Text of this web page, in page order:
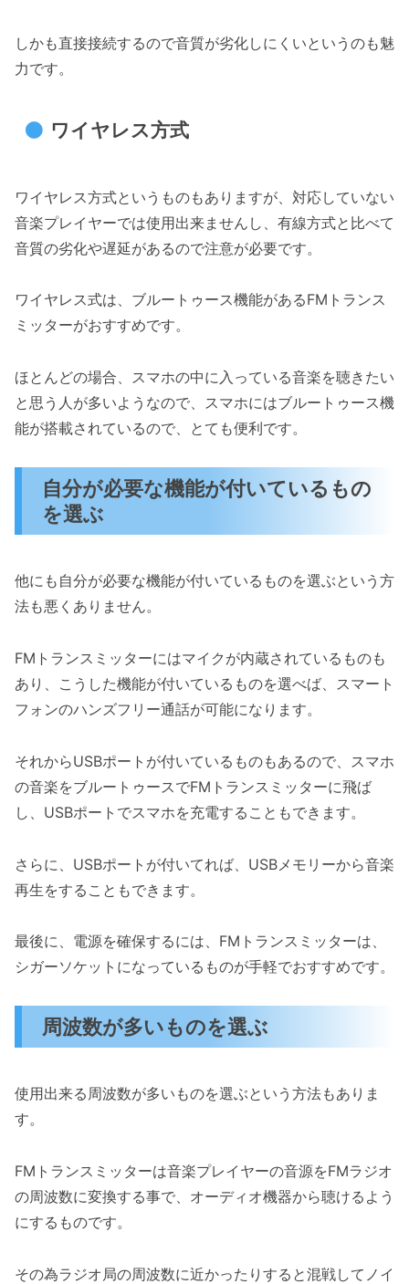
しかも直接接続するので音質が劣化しにくいというのも魅
力です。
ワイヤレス方式
ワイヤレス方式というものもありますが、対応していない
音楽プレイヤーでは使用出来ませんし、有線方式と比べて
音質の劣化や遅延があるので注意が必要です。
ワイヤレス式は、ブルートゥース機能があるFMトランス
ミッターがおすすめです。
ほとんどの場合、スマホの中に入っている音楽を聴きたい
と思う人が多いようなので、スマホにはブルートゥース機
能が搭載されているので、とても便利です。
自分が必要な機能が付いているもの
を選ぶ
他にも自分が必要な機能が付いているものを選ぶという方
法も悪くありません。
FMトランスミッターにはマイクが内蔵されているものも
あり、こうした機能が付いているものを選べば、スマート
フォンのハンズフリー通話が可能になります。
それからUSBポートが付いているものもあるので、スマホ
の音楽をブルートゥースでFMトランスミッターに飛ば
し、USBポートでスマホを充電することもできます。
さらに、USBポートが付いてれば、USBメモリーから音楽
再生をすることもできます。
最後に、電源を確保するには、FMトランスミッターは、
シガーソケットになっているものが手軽でおすすめです。
周波数が多いものを選ぶ
使用出来る周波数が多いものを選ぶという方法もありま
す。
FMトランスミッターは音楽プレイヤーの音源をFMラジオ
の周波数に変換する事で、オーディオ機器から聴けるよう
にするものです。
その為ラジオ局の周波数に近かったりすると混戦してノイ